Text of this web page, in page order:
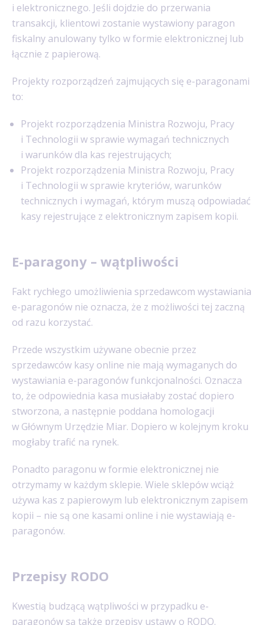
i elektronicznego. Jeśli dojdzie do przerwania
transakcji, klientowi zostanie wystawiony paragon
fiskalny anulowany tylko w formie elektronicznej lub
łącznie z papierową.
Projekty rozporządzeń zajmujących się e-paragonami
to:
Projekt rozporządzenia Ministra Rozwoju, Pracy
i Technologii w sprawie wymagań technicznych
i warunków dla kas rejestrujących;
Projekt rozporządzenia Ministra Rozwoju, Pracy
i Technologii w sprawie kryteriów, warunków
technicznych i wymagań, którym muszą odpowiadać
kasy rejestrujące z elektronicznym zapisem kopii.
E-paragony – wątpliwości
Fakt rychłego umożliwienia sprzedawcom wystawiania
e-paragonów nie oznacza, że z możliwości tej zaczną
od razu korzystać.
Przede wszystkim używane obecnie przez
sprzedawców kasy online nie mają wymaganych do
wystawiania e-paragonów funkcjonalności. Oznacza
to, że odpowiednia kasa musiałaby zostać dopiero
stworzona, a następnie poddana homologacji
w Głównym Urzędzie Miar. Dopiero w kolejnym kroku
mogłaby trafić na rynek.
Ponadto paragonu w formie elektronicznej nie
otrzymamy w każdym sklepie. Wiele sklepów wciąż
używa kas z papierowym lub elektronicznym zapisem
kopii – nie są one kasami online i nie wystawiają e-
paragonów.
Przepisy RODO
Kwestią budzącą wątpliwości w przypadku e-
paragonów są także przepisy ustawy o RODO.